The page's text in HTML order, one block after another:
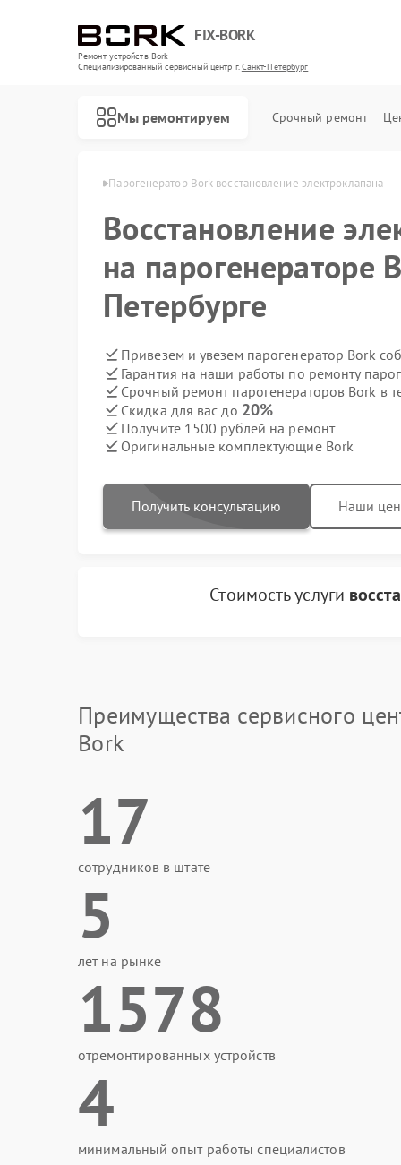
FIX-BORK
Ремонт устройств Bork
Специализированный cервисный центр г.Санкт-Петербург
Мы ремонтируем Срочный ремонт
Санкт-Петербурге Парогенератор Bork восстановление электроклапана
Восстановление
на парогенераторе
Петербурге
Привезем и увезем парогенератор Bork
Гарантия на наши работы по ремонту
Срочный ремонт парогенераторов Bork в
Скидка для вас до 20%
Получите 1500 рублей на ремонт
Оригинальные комплектующие Bork
Получить консультацию Наши
Стоимость услуги
Преимущества сервисного
Bork
17
сотрудников в штате
5
лет на рынке
1578
отремонтированных устройств
4
минимальный опыт работы специалистов